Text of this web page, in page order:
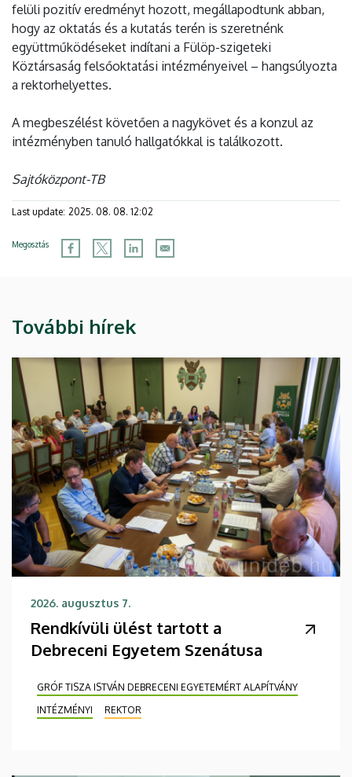
felüli pozitív eredményt hozott, megállapodtunk abban,
hogy az oktatás és a kutatás terén is szeretnénk
együttműködéseket indítani a Fülöp-szigeteki
Köztársaság felsőoktatási intézményeivel – hangsúlyozta
a rektorhelyettes.
A megbeszélést követően a nagykövet és a konzul az
intézményben tanuló hallgatókkal is találkozott.
Sajtóközpont-TB
Last update: 2025. 08. 08. 12:02
Megosztás
További hírek
2026. augusztus 7.
Rendkívüli ülést tartott a
Debreceni Egyetem Szenátusa
GRÓF TISZA ISTVÁN DEBRECENI EGYETEMÉRT ALAPÍTVÁNY
INTÉZMÉNYI
REKTOR